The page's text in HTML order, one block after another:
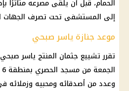
الحمام، قبل أن يلقى مصرعه متأثرًا
إلى المستشفى تحت تصرف الجهات
موعد جنازة ياسر صبحي
تقرر تشييع جثمان المنتج ياسر
وعدد من أصدقائه ومحبيه وزملائه